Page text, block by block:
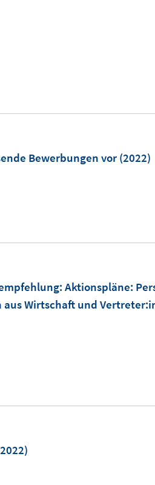
Bewerbungen vor (2022)
Aktionspläne:
Wirtschaft und